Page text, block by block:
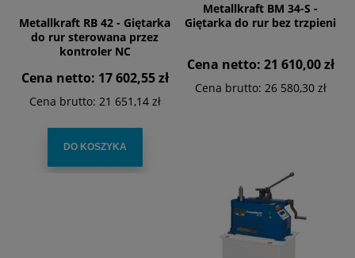
Metallkraft RB 42 - Giętarka
do rur sterowana przez
kontroler NC
Cena netto: 17 602,55 zł
Cena brutto: 21 651,14 zł
DO KOSZYKA
Metallkraft BM 34-S -
Giętarka do rur bez trzpieni
Cena netto: 21 610,00 zł
Cena brutto: 26 580,30 zł